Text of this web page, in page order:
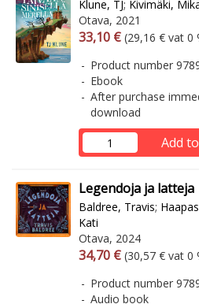
Klune, TJ; Kivimäki,
Otava, 2021
Arvonlisäverollinen
33,10 € Excl. vat
(29,16 € vat 0
Product number
Ebook
After purchase
download
Add
Legendoja ja latteja
Baldree, Travis;
Kati
Otava, 2024
Arvonlisäverollinen
34,70 € Excl. vat
(30,57 € vat 0
Product number
Audio book